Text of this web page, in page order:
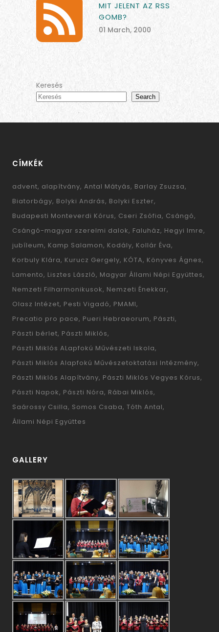
MIT JELENT AZ RSS
GOMB?
01 March, 2000
Keresés
Search
CÍMKÉK
advent alapítvány Antal Mátyás Barlay Zsuzsa
Biatorbágy Bolyki András Bolyki Eszter
Budapesti Monteverdi Kórus Cseri Zsófia Csángó
Csángó-magyar szerelmi dalok Faluház Hegyi Imre
jubíleum Kamp Salamon Kodály Kollár Éva
Korbuly Klára Kurucz Gergely KÓTA Könyves Ágnes
Lamento Lisztes László Magyar Állami Népi Együttes
Nemzeti Filharmonikusok Nemzeti Énekkar
Olasz Intézet Pesti Vigadó PMAMI
Precatio pro pace Pueri Hebraeorum Pászti
Pászti bérlet Pászti Miklós
Pászti Miklós ALapfokú Művészeti Iskola
Pászti Miklós Alapfokú Művészetoktatási Intézmény
Pászti Miklós Alapítvány Pászti Miklós Vegyes Kórus
Pászti Napok Pászti Nóra Rábai Miklós
Saárossy Csilla Somos Csaba Tóth Antal
Állami Népi Együttes
GALLERY